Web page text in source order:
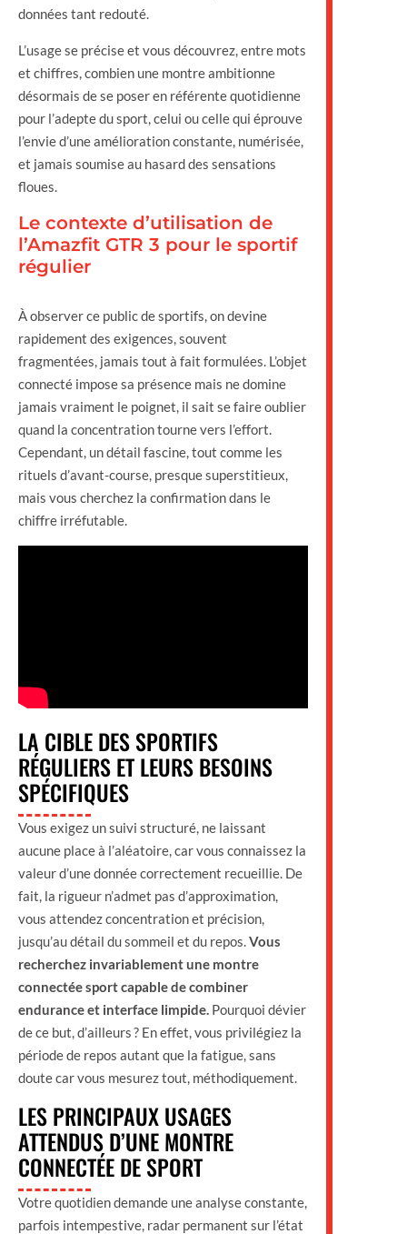
données tant redouté.
L’usage se précise et vous découvrez, entre mots
et chiffres, combien une montre ambitionne
désormais de se poser en référente quotidienne
pour l’adepte du sport, celui ou celle qui éprouve
l’envie d’une amélioration constante, numérisée,
et jamais soumise au hasard des sensations
floues.
Le contexte d’utilisation de
l’Amazfit GTR 3 pour le sportif
régulier
À observer ce public de sportifs, on devine
rapidement des exigences, souvent
fragmentées, jamais tout à fait formulées. L’objet
connecté impose sa présence mais ne domine
jamais vraiment le poignet, il sait se faire oublier
quand la concentration tourne vers l’effort.
Cependant, un détail fascine, tout comme les
rituels d’avant-course, presque superstitieux,
mais vous cherchez la confirmation dans le
chiffre irréfutable.
LA CIBLE DES SPORTIFS
RÉGULIERS ET LEURS BESOINS
SPÉCIFIQUES
Vous exigez un suivi structuré, ne laissant
aucune place à l’aléatoire, car vous connaissez la
valeur d’une donnée correctement recueillie. De
fait, la rigueur n’admet pas d’approximation,
vous attendez concentration et précision,
jusqu’au détail du sommeil et du repos. Vous
recherchez invariablement une montre
connectée sport capable de combiner
endurance et interface limpide. Pourquoi dévier
de ce but, d’ailleurs ? En effet, vous privilégiez la
période de repos autant que la fatigue, sans
doute car vous mesurez tout, méthodiquement.
LES PRINCIPAUX USAGES
ATTENDUS D’UNE MONTRE
CONNECTÉE DE SPORT
Votre quotidien demande une analyse constante,
parfois intempestive, radar permanent sur l’état